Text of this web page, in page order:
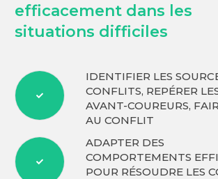
efficacement dans les
situations difficiles
IDENTIFIER LES
CONFLITS, REPÉRER
AVANT-COUREURS,
AU CONFLIT
ADAPTER DES
COMPORTEMENTS
POUR RÉSOUDRE LES